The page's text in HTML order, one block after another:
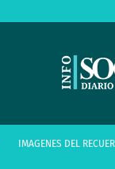
IMAGENES DEL